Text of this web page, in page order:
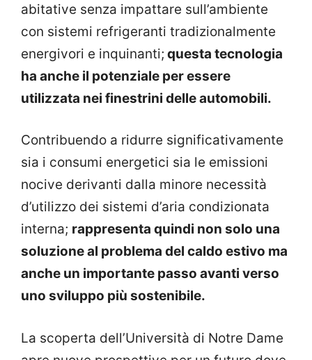
abitative senza impattare sull’ambiente
con sistemi refrigeranti tradizionalmente
energivori e inquinanti; questa tecnologia
ha anche il potenziale per essere
utilizzata nei finestrini delle automobili.
Contribuendo a ridurre significativamente
sia i consumi energetici sia le emissioni
nocive derivanti dalla minore necessità
d’utilizzo dei sistemi d’aria condizionata
interna; rappresenta quindi non solo una
soluzione al problema del caldo estivo ma
anche un importante passo avanti verso
uno sviluppo più sostenibile.
La scoperta dell’Università di Notre Dame